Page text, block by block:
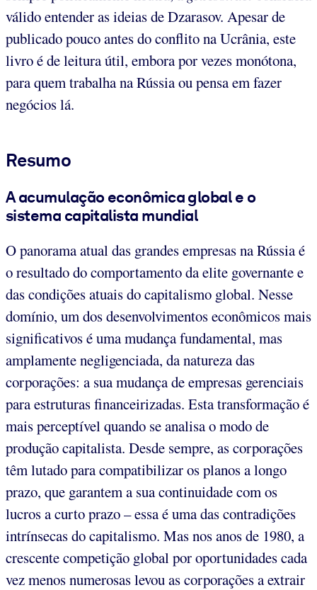
válido entender as ideias de Dzarasov. Apesar de
publicado pouco antes do conflito na Ucrânia, este
livro é de leitura útil, embora por vezes monótona,
para quem trabalha na Rússia ou pensa em fazer
negócios lá.
Resumo
A acumulação econômica global e o
sistema capitalista mundial
O panorama atual das grandes empresas na Rússia é
o resultado do comportamento da elite governante e
das condições atuais do capitalismo global. Nesse
domínio, um dos desenvolvimentos econômicos mais
significativos é uma mudança fundamental, mas
amplamente negligenciada, da natureza das
corporações: a sua mudança de empresas gerenciais
para estruturas financeirizadas. Esta transformação é
mais perceptível quando se analisa o modo de
produção capitalista. Desde sempre, as corporações
têm lutado para compatibilizar os planos a longo
prazo, que garantem a sua continuidade com os
lucros a curto prazo – essa é uma das contradições
intrínsecas do capitalismo. Mas nos anos de 1980, a
crescente competição global por oportunidades cada
vez menos numerosas levou as corporações a extrair